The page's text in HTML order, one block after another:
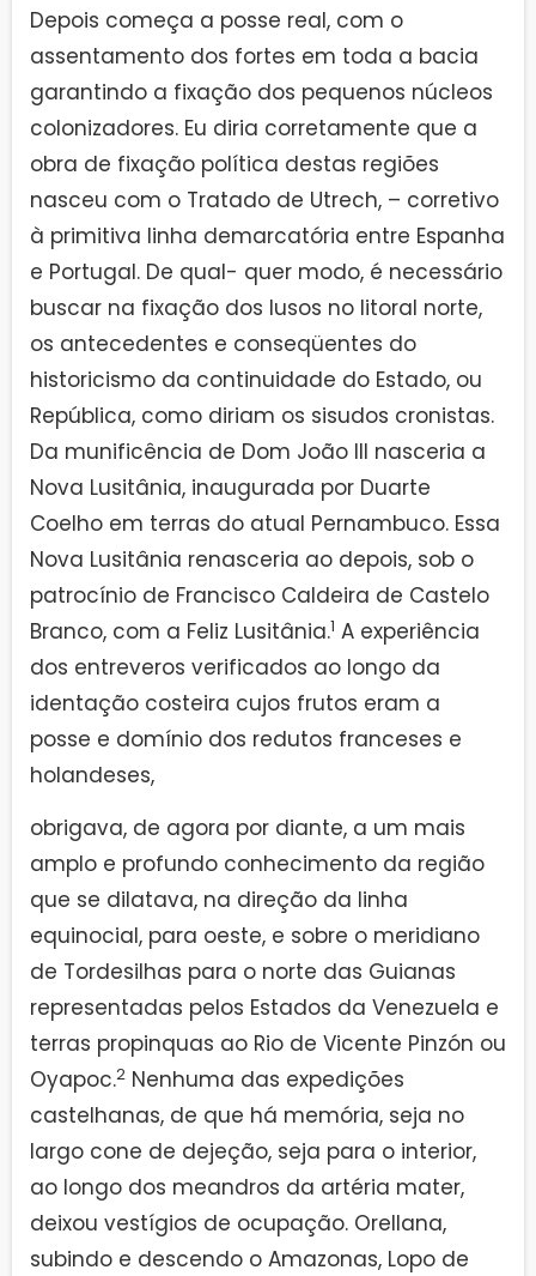
Depois começa a posse real, com o
assentamento dos fortes em toda a bacia
garantindo a fixação dos pequenos núcleos
colonizadores. Eu diria corretamente que a
obra de fixação política destas regiões
nasceu com o Tratado de Utrech, – corretivo
à primitiva linha demarcatória entre Espanha
e Portugal. De qual- quer modo, é necessário
buscar na fixação dos lusos no litoral norte,
os antecedentes e conseqüentes do
historicismo da continuidade do Estado, ou
República, como diriam os sisudos cronistas.
Da munificência de Dom João III nasceria a
Nova Lusitânia, inaugurada por Duarte
Coelho em terras do atual Pernambuco. Essa
Nova Lusitânia renasceria ao depois, sob o
patrocínio de Francisco Caldeira de Castelo
Branco, com a Feliz Lusitânia.1 A experiência
dos entreveros verificados ao longo da
identação costeira cujos frutos eram a
posse e domínio dos redutos franceses e
holandeses,
obrigava, de agora por diante, a um mais
amplo e profundo conhecimento da região
que se dilatava, na direção da linha
equinocial, para oeste, e sobre o meridiano
de Tordesilhas para o norte das Guianas
representadas pelos Estados da Venezuela e
terras propinquas ao Rio de Vicente Pinzón ou
Oyapoc.2 Nenhuma das expedições
castelhanas, de que há memória, seja no
largo cone de dejeção, seja para o interior,
ao longo dos meandros da artéria mater,
deixou vestígios de ocupação. Orellana,
subindo e descendo o Amazonas, Lopo de